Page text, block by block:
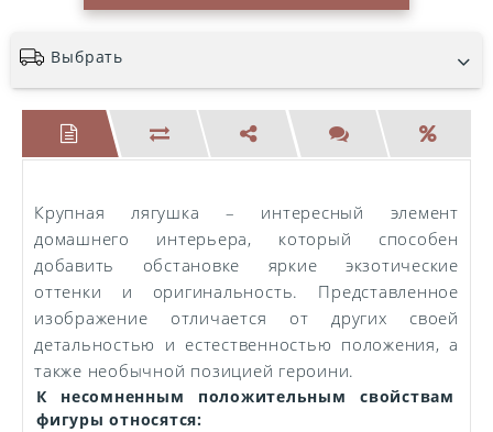
Выбрать
Крупная лягушка – интересный элемент
домашнего интерьера, который способен
добавить обстановке яркие экзотические
оттенки и оригинальность. Представленное
изображение отличается от других своей
детальностью и естественностью положения, а
также необычной позицией героини.
К несомненным положительным свойствам
фигуры относятся: